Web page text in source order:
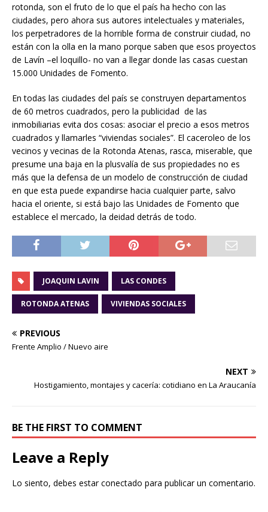
rotonda, son el fruto de lo que el país ha hecho con las
ciudades, pero ahora sus autores intelectuales y materiales,
los perpetradores de la horrible forma de construir ciudad, no
están con la olla en la mano porque saben que esos proyectos
de Lavín –el loquillo- no van a llegar donde las casas cuestan
15.000 Unidades de Fomento.
En todas las ciudades del país se construyen departamentos
de 60 metros cuadrados, pero la publicidad de las
inmobiliarias evita dos cosas: asociar el precio a esos metros
cuadrados y llamarles “viviendas sociales”. El caceroleo de los
vecinos y vecinas de la Rotonda Atenas, rasca, miserable, que
presume una baja en la plusvalía de sus propiedades no es
más que la defensa de un modelo de construcción de ciudad
en que esta puede expandirse hacia cualquier parte, salvo
hacia el oriente, si está bajo las Unidades de Fomento que
establece el mercado, la deidad detrás de todo.
JOAQUIN LAVIN LAS CONDES
ROTONDA ATENAS VIVIENDAS SOCIALES
PREVIOUS
Frente Amplio / Nuevo aire
NEXT
Hostigamiento, montajes y cacería: cotidiano en La Araucanía
BE THE FIRST TO COMMENT
Leave a Reply
Lo siento, debes estarconectado para publicar un comentario.